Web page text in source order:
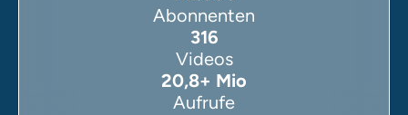
Abonnenten
316
Videos
20,8+ Mio
Aufrufe